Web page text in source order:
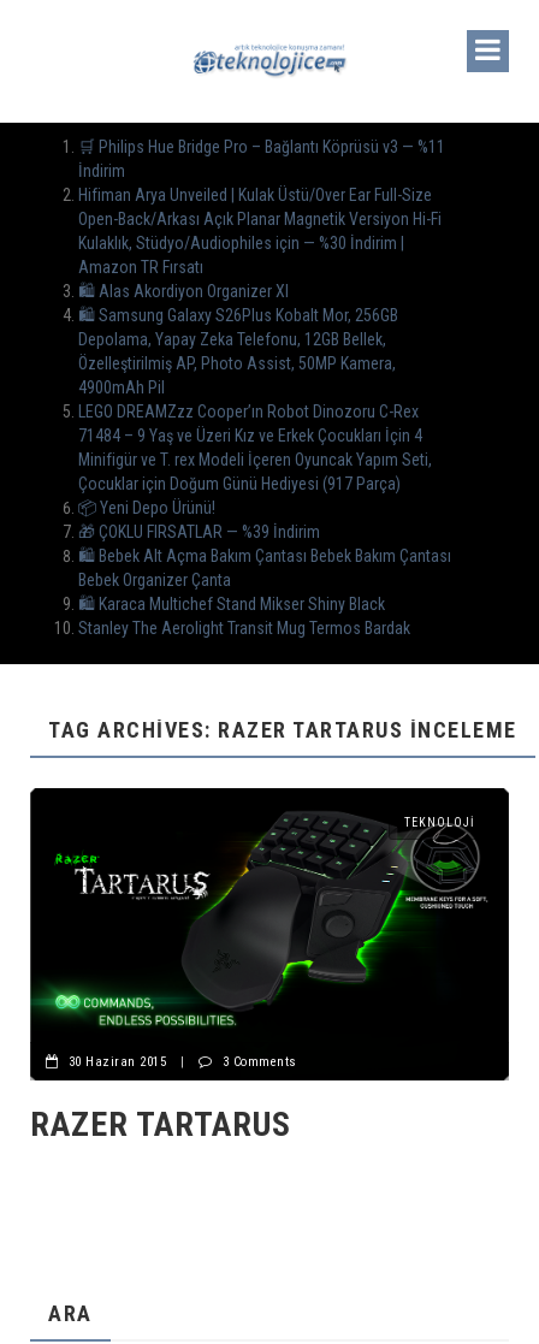
🛒 Philips Hue Bridge Pro – Bağlantı Köprüsü v3 — %11
İndirim
Hifiman Arya Unveiled | Kulak Üstü/Over Ear Full-Size
Open-Back/Arkası Açık Planar Magnetik Versiyon Hi-Fi
Kulaklık, Stüdyo/Audiophiles için — %30 İndirim |
Amazon TR Fırsatı
🛍️ Alas Akordiyon Organizer Xl
🛍 Samsung Galaxy S26Plus Kobalt Mor, 256GB
Depolama, Yapay Zeka Telefonu, 12GB Bellek,
Özelleştirilmiş AP, Photo Assist, 50MP Kamera,
4900mAh Pil
LEGO DREAMZzz Cooper’ın Robot Dinozoru C-Rex
71484 – 9 Yaş ve Üzeri Kız ve Erkek Çocukları İçin 4
Minifigür ve T. rex Modeli İçeren Oyuncak Yapım Seti,
Çocuklar için Doğum Günü Hediyesi (917 Parça)
📦 Yeni Depo Ürünü!
🎁 ÇOKLU FIRSATLAR — %39 İndirim
🛍️ Bebek Alt Açma Bakım Çantası Bebek Bakım Çantası
Bebek Organizer Çanta
🛍 Karaca Multichef Stand Mikser Shiny Black
Stanley The Aerolight Transit Mug Termos Bardak
TAG ARCHIVES: RAZER TARTARUS INCELEME
TEKNOLOJI
30 Haziran 2015 | 3 Comments
RAZER TARTARUS
ARA